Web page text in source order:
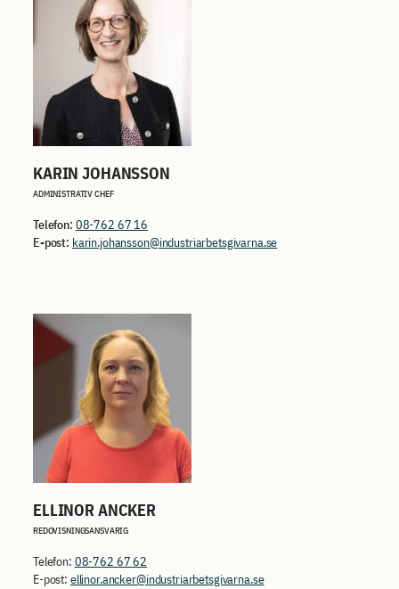
KARIN JOHANSSON
ADMINISTRATIV CHEF
Telefon: 08-762 67 16
E-post: karin.johansson@industriarbetsgivarna.se
ELLINOR ANCKER
REDOVISNINGSANSVARIG
Telefon: 08-762 67 62
E-post: ellinor.ancker@industriarbetsgivarna.se